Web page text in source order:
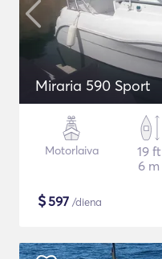
Miraria 590 Sport
Motorlaiva
19 ft
6 m
$597 /diena